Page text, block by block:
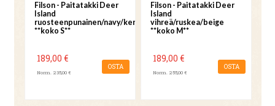
Filson - Paitatakki Deer
Island
ruosteenpunainen/navy/kerma
**koko S**
189,00 €
Norm. 235,00 €
OSTA
Filson - Paitatakki Deer
Island
vihreä/ruskea/beige
**koko M**
189,00 €
Norm. 255,00 €
OSTA